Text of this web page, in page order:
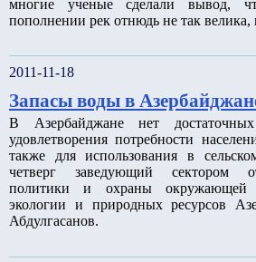
многие ученые сделали вывод,
пополнении рек отнюдь не так велика,
2011-11-18
Запасы воды в
В Азербайджане нет
удовлетворения потребности
также для использования в
четверг заведующий сектором
политики и охраны окружающей
экологии и природных ресурсов
Абдулгасанов.